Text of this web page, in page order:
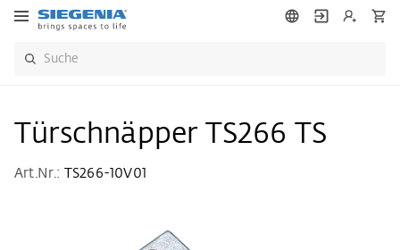
Türschnäpper TS266 TS
Art.Nr.: TS266-10V01